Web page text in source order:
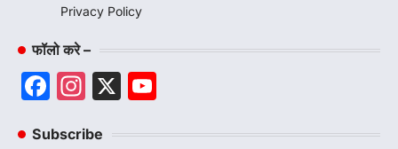
Privacy Policy
फॉलो करे –
Facebook
Instagram
X
Subscribe